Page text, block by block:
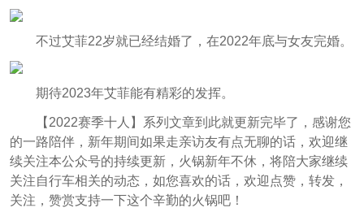
不过艾菲22岁就已经结婚了，在2022年底与女友完婚。
期待2023年艾菲能有精彩的发挥。
【2022赛季十人】系列文章到此就更新完毕了，感谢您
的一路陪伴，新年期间如果走亲访友有点无聊的话，欢迎继
续关注本公众号的持续更新，火锅新年不休，将陪大家继续
关注自行车相关的动态，如您喜欢的话，欢迎点赞，转发，
关注，赞赏支持一下这个辛勤的火锅吧！